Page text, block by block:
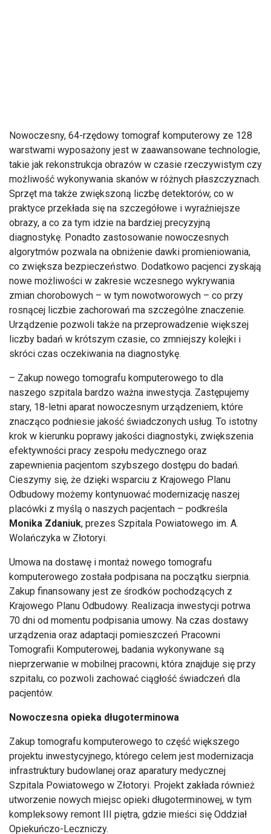
Nowoczesny, 64-rzędowy tomograf komputerowy ze 128
warstwami wyposażony jest w zaawansowane technologie,
takie jak rekonstrukcja obrazów w czasie rzeczywistym czy
możliwość wykonywania skanów w różnych płaszczyznach.
Sprzęt ma także zwiększoną liczbę detektorów, co w
praktyce przekłada się na szczegółowe i wyraźniejsze
obrazy, a co za tym idzie na bardziej precyzyjną
diagnostykę. Ponadto zastosowanie nowoczesnych
algorytmów pozwala na obniżenie dawki promieniowania,
co zwiększa bezpieczeństwo. Dodatkowo pacjenci zyskają
nowe możliwości w zakresie wczesnego wykrywania
zmian chorobowych – w tym nowotworowych – co przy
rosnącej liczbie zachorowań ma szczególne znaczenie.
Urządzenie pozwoli także na przeprowadzenie większej
liczby badań w krótszym czasie, co zmniejszy kolejki i
skróci czas oczekiwania na diagnostykę.
– Zakup nowego tomografu komputerowego to dla
naszego szpitala bardzo ważna inwestycja. Zastępujemy
stary, 18-letni aparat nowoczesnym urządzeniem, które
znacząco podniesie jakość świadczonych usług. To istotny
krok w kierunku poprawy jakości diagnostyki, zwiększenia
efektywności pracy zespołu medycznego oraz
zapewnienia pacjentom szybszego dostępu do badań.
Cieszymy się, że dzięki wsparciu z Krajowego Planu
Odbudowy możemy kontynuować modernizację naszej
placówki z myślą o naszych pacjentach – podkreśla
Monika Zdaniuk, prezes Szpitala Powiatowego im. A.
Wolańczyka w Złotoryi.
Umowa na dostawę i montaż nowego tomografu
komputerowego została podpisana na początku sierpnia.
Zakup finansowany jest ze środków pochodzących z
Krajowego Planu Odbudowy. Realizacja inwestycji potrwa
70 dni od momentu podpisania umowy. Na czas dostawy
urządzenia oraz adaptacji pomieszczeń Pracowni
Tomografii Komputerowej, badania wykonywane są
nieprzerwanie w mobilnej pracowni, która znajduje się przy
szpitalu, co pozwoli zachować ciągłość świadczeń dla
pacjentów.
Nowoczesna opieka długoterminowa
Zakup tomografu komputerowego to część większego
projektu inwestycyjnego, którego celem jest modernizacja
infrastruktury budowlanej oraz aparatury medycznej
Szpitala Powiatowego w Złotoryi. Projekt zakłada również
utworzenie nowych miejsc opieki długoterminowej, w tym
kompleksowy remont III piętra, gdzie mieści się Oddział
Opiekuńczo-Leczniczy.